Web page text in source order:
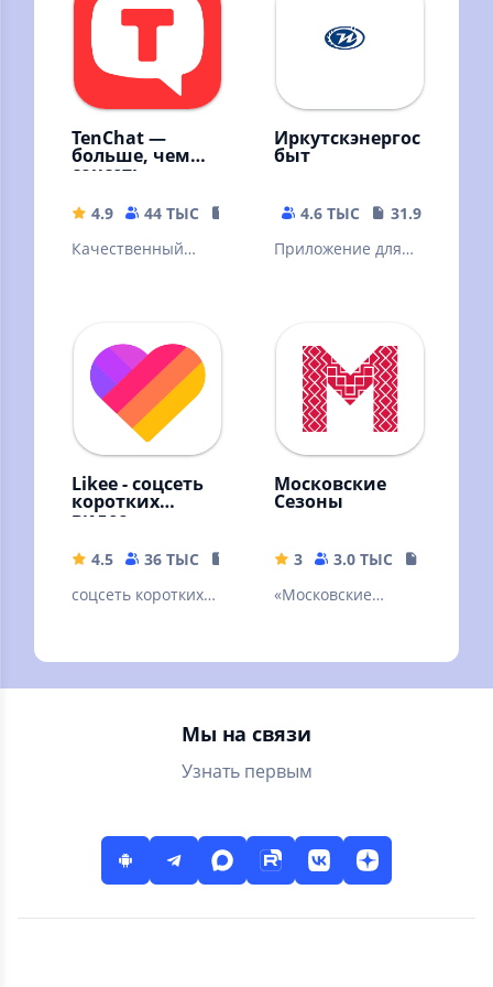
своими!
TenChat —
больше, чем
соцсеть
4.9 44 ТЫС
118.39 MB
Качественный
профи
Иркутскэнергос
быт
4.6 ТЫС
31.92 MB
Приложение для
Likee - соцсеть
коротких
видео
4.5 36 ТЫС
91.03 MB
соцсеть коротких
Московские
Сезоны
3 3.0 ТЫС
«Московские
столицы!
Мы на связи
Узнать первым